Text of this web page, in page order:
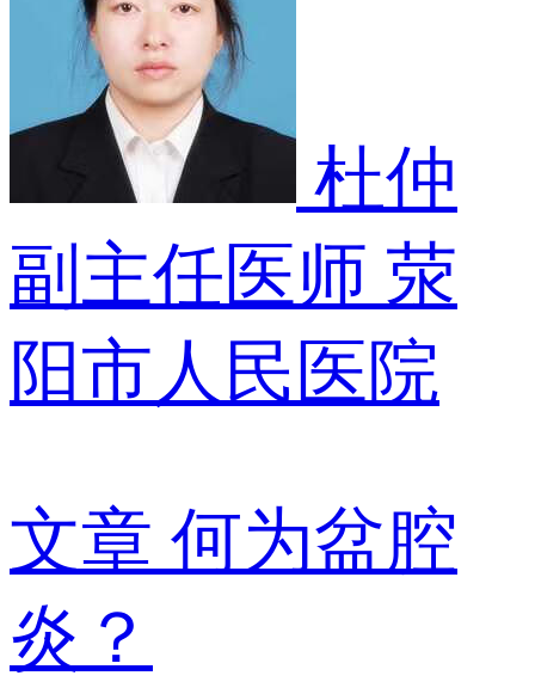
杜仲
副主任医师 荥
阳市人民医院
文章 何为盆腔
炎？